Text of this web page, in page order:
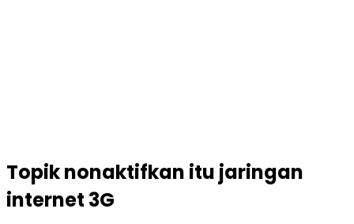
Topiknonaktifkan itu jaringan
internet 3G